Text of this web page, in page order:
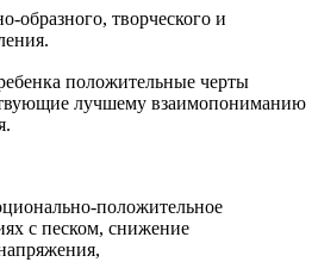
образного, творческого и
положительные черты
лучшему взаимопониманию
положительное
с песком, снижение